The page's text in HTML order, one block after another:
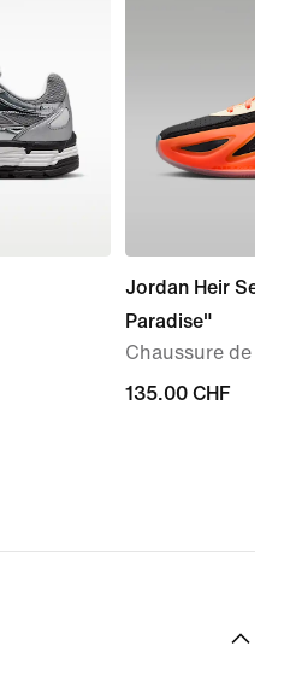
Jordan Heir
Paradise"
Chaussure de
135.00 CHF
135.00 CHF